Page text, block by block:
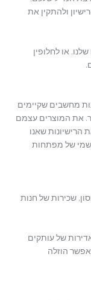
ולהתקין את
או לחלופין
מחשבים שקיימים
את המוצרים עצמם
שאנו
של מפתחות
שכירות של חנות
של עותקים
הוזלה